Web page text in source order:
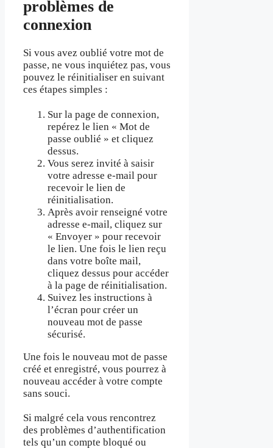
problèmes de
connexion
Si vous avez oublié votre mot de
passe, ne vous inquiétez pas, vous
pouvez le réinitialiser en suivant
ces étapes simples :
Sur la page de connexion,
repérez le lien « Mot de
passe oublié » et cliquez
dessus.
Vous serez invité à saisir
votre adresse e-mail pour
recevoir le lien de
réinitialisation.
Après avoir renseigné votre
adresse e-mail, cliquez sur
« Envoyer » pour recevoir
le lien. Une fois le lien reçu
dans votre boîte mail,
cliquez dessus pour accéder
à la page de réinitialisation.
Suivez les instructions à
l’écran pour créer un
nouveau mot de passe
sécurisé.
Une fois le nouveau mot de passe
créé et enregistré, vous pourrez à
nouveau accéder à votre compte
sans souci.
Si malgré cela vous rencontrez
des problèmes d’authentification
tels qu’un compte bloqué ou